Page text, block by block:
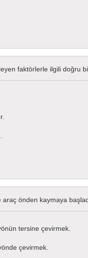
faktörlerle ilgili doğru
önden kaymaya
tersine çevirmek.
çevirmek.